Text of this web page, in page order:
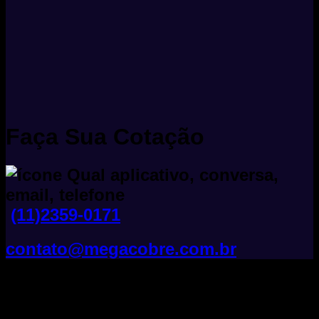
Faça Sua Cotação
(11)2359-0171
contato@megacobre.com.br